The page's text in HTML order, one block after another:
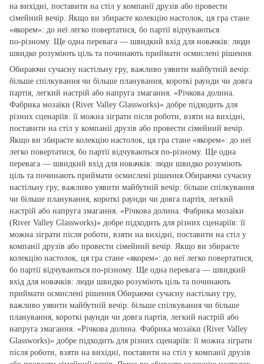
на вихідні, поставити на стіл у компанії друзів або провести
сімейний вечір. Якщо ви збираєте колекцію настолок, ця гра стане
«якорем»: до неї легко повертатися, бо партії відчуваються
по‑різному. Ще одна перевага — швидкий вхід для новачків: люди
швидко розуміють ціль та починають приймати осмислені рішення.
Обираючи сучасну настільну гру, важливо уявити майбутній вечір:
більше спілкування чи більше планування, короткі раунди чи довга
партія, легкий настрій або напруга змагання. «Річкова долина.
Фабрика мозаїки (River Valley Glassworks)» добре підходить для
різних сценаріїв: її можна зіграти після роботи, взяти на вихідні,
поставити на стіл у компанії друзів або провести сімейний вечір.
Якщо ви збираєте колекцію настолок, ця гра стане «якорем»: до неї
легко повертатися, бо партії відчуваються по‑різному. Ще одна
перевага — швидкий вхід для новачків: люди швидко розуміють
ціль та починають приймати осмислені рішення.Обираючи сучасну
настільну гру, важливо уявити майбутній вечір: більше спілкування
чи більше планування, короткі раунди чи довга партія, легкий
настрій або напруга змагання. «Річкова долина. Фабрика мозаїки
(River Valley Glassworks)» добре підходить для різних сценаріїв: її
можна зіграти після роботи, взяти на вихідні, поставити на стіл у
компанії друзів або провести сімейний вечір. Якщо ви збираєте
колекцію настолок, ця гра стане «якорем»: до неї легко повертатися,
бо партії відчуваються по‑різному. Ще одна перевага — швидкий
вхід для новачків: люди швидко розуміють ціль та починають
приймати осмислені рішення.Обираючи сучасну настільну гру,
важливо уявити майбутній вечір: більше спілкування чи більше
планування, короткі раунди чи довга партія, легкий настрій або
напруга змагання. «Річкова долина. Фабрика мозаїки (River Valley
Glassworks)» добре підходить для різних сценаріїв: її можна зіграти
після роботи, взяти на вихідні, поставити на стіл у компанії друзів